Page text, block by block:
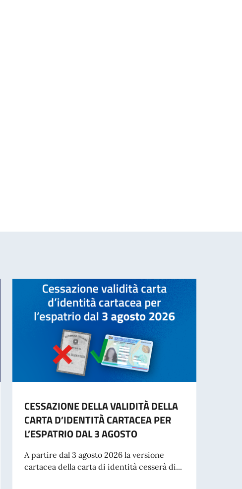
CESSAZIONE DELLA VALIDITÀ DELLA
CARTA D’IDENTITÀ CARTACEA PER
L’ESPATRIO DAL 3 AGOSTO
A partire dal 3 agosto 2026 la versione
cartacea della carta di identità cesserà di...